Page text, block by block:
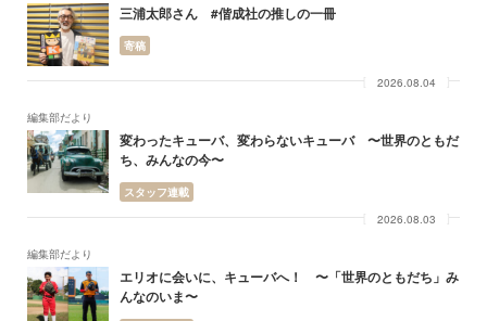
三浦太郎さん #偕成社の推しの一冊
寄稿
2026.08.04
編集部だより
変わったキューバ、変わらないキューバ 〜世界のともだ
ち、みんなの今〜
スタッフ連載
2026.08.03
編集部だより
エリオに会いに、キューバへ！ 〜「世界のともだち」み
んなのいま〜